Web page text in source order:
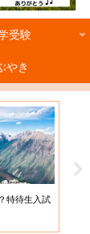
受験
やき
特待生入試